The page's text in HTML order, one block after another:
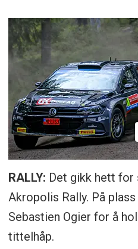
RALLY: Det gikk hett for
Akropolis Rally. På
Sebastien Ogier for å
tittelhåp.